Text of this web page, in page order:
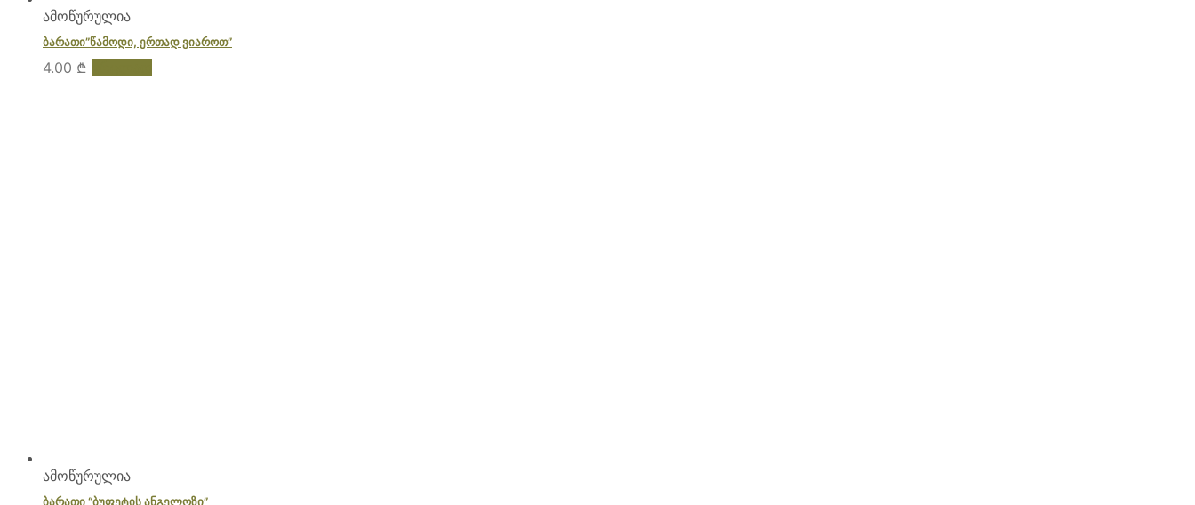
ამოწურულია
ბარათი”წამოდი, ერთად ვიაროთ”
4.00 ₾
ამოწურულია
ბარათი “ბუფეტის ანგელოზი”